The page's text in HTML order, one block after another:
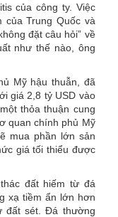
của công ty. Việc
của Trung Quốc và
đặt câu hỏi” về
như thế nào, ông
Mỹ hậu thuẫn, đã
giá 2,8 tỷ USD vào
thỏa thuận cung
quan chính phủ Mỹ
mua phần lớn sản
giá tối thiểu được
đất hiếm từ đá
xạ tiềm ẩn lớn hơn
đất sét. Đá thường